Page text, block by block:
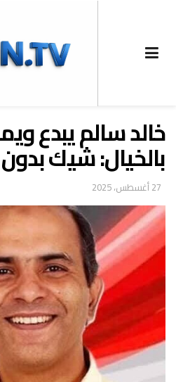
خالد سالم يبدع
بالخيال: شيك
27 أغسطس، 2025